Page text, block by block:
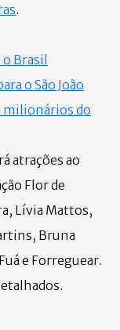
.
Brasil
o São João
milionários do
atrações ao
Flor de
Lívia Mattos,
Bruna
e Forreguear.